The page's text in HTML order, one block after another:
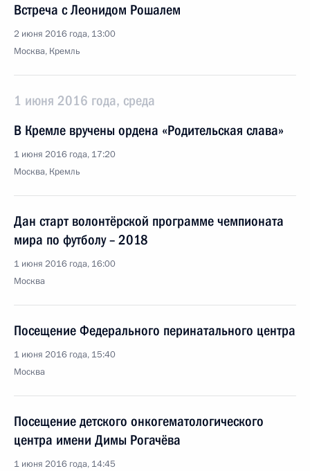
Встреча с Леонидом Рошалем
2 июня 2016 года, 13:00
Москва, Кремль
1 июня 2016 года, среда
В Кремле вручены ордена «Родительская слава»
1 июня 2016 года, 17:20
Москва, Кремль
Дан старт волонтёрской программе чемпионата
мира по футболу – 2018
1 июня 2016 года, 16:00
Москва
Посещение Федерального перинатального центра
1 июня 2016 года, 15:40
Москва
Посещение детского онкогематологического
центра имени Димы Рогачёва
1 июня 2016 года, 14:45